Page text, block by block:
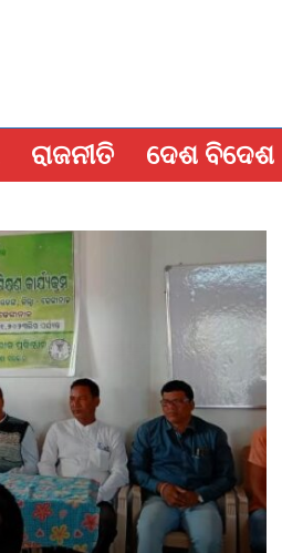
ରାଜନୀତି ଦେଶ ବିଦେଶ